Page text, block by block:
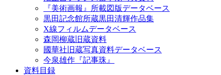
『美術画報』所載図版データベース
黒田記念館所蔵黒田清輝作品集
X線フィルムデータベース
森岡柳蔵旧蔵資料
國華社旧蔵写真資料データベース
今泉雄作『記事珠』
資料目録